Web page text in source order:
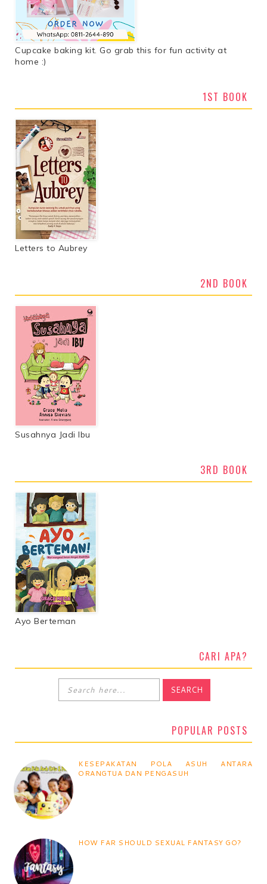
Cupcake baking kit. Go grab this for fun activity at
home :)
1ST BOOK
Letters to Aubrey
2ND BOOK
Susahnya Jadi Ibu
3RD BOOK
Ayo Berteman
CARI APA?
POPULAR POSTS
KESEPAKATAN POLA ASUH ANTARA
ORANGTUA DAN PENGASUH
HOW FAR SHOULD SEXUAL FANTASY GO?